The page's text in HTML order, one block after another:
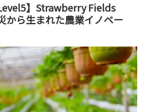
】Strawberry Fields
から生まれた農業イノベー